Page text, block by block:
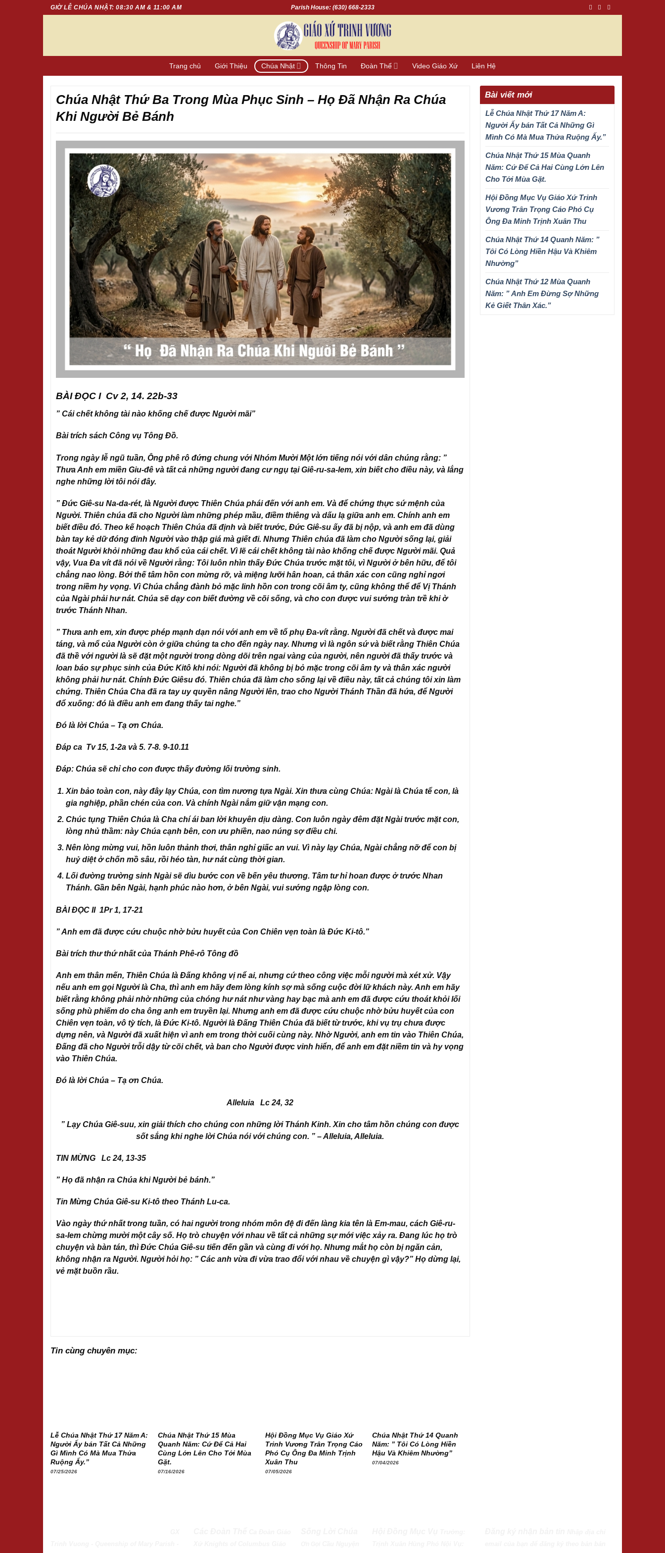
Chuyển
đến
GIỜ LỄ CHÚA NHẬT: 08:30 AM & 11:00 AM Parish House: (630) 668-2333
Trang chủ Giới Thiệu Chúa Nhật Thông Tin Đoàn Thể Video Giáo Xứ Liên Hệ
Chúa Nhật Thứ Ba Trong Mùa Phục Sinh – Họ Đã Nhận Ra Chúa
Khi Người Bẻ Bánh
BÀI ĐỌC I Cv 2, 14. 22b-33
” Cái chết không tài nào khống chế được Người mãi”
Bài trích sách Công vụ Tông Đồ.
Trong ngày lễ ngũ tuần, Ông phê rô đứng chung với Nhóm Mười Một lớn tiếng nói với dân chúng rằng: ”
Thưa Anh em miền Giu-đê và tất cả những người đang cư ngụ tại Giê-ru-sa-lem, xin biết cho điều này, và lắng
nghe những lời tôi nói đây.
” Đức Giê-su Na-da-rét, là Người được Thiên Chúa phái đến với anh em. Và để chứng thực sứ mệnh của
Người. Thiên chúa đã cho Người làm những phép mầu, điềm thiêng và dấu lạ giữa anh em. Chính anh em
biết điều đó. Theo kế hoạch Thiên Chúa đã định và biết trước, Đức Giê-su ấy đã bị nộp, và anh em đã dùng
bàn tay kẻ dữ đóng đinh Người vào thập giá mà giết đi. Nhưng Thiên chúa đã làm cho Người sống lại, giải
thoát Người khỏi những đau khổ của cái chết. Vì lẽ cái chết không tài nào khống chế được Người mãi. Quả
vậy, Vua Đa vít đã nói về Người rằng: Tôi luôn nhìn thấy Đức Chúa trước mặt tôi, vì Người ở bên hữu, để tôi
chẳng nao lòng. Bởi thế tâm hồn con mừng rỡ, và miệng lưỡi hân hoan, cả thân xác con cũng nghỉ ngơi
trong niềm hy vọng. Vì Chúa chẳng đành bỏ mặc linh hồn con trong cõi âm ty, cũng không thể để Vị Thánh
của Ngài phải hư nát. Chúa sẽ dạy con biết đường về cõi sống, và cho con được vui sướng tràn trề khi ờ
trước Thánh Nhan.
” Thưa anh em, xin được phép mạnh dạn nói với anh em về tổ phụ Đa-vít rằng. Người đã chết và được mai
táng, và mổ của Người còn ở giữa chúng ta cho đến ngày nay. Nhưng vì là ngôn sứ và biết rằng Thiên Chúa
đã thề với người là sẽ đặt một người trong dòng dõi trên ngai vàng của người, nên người đã thấy trước và
loan báo sự phục sinh của Đức Kitô khi nói: Người đã không bị bỏ mặc trong cõi âm ty và thân xác người
không phải hư nát. Chính Đức Giêsu đó. Thiên chúa đã làm cho sống lại về điều này, tất cả chúng tôi xin làm
chứng. Thiên Chúa Cha đã ra tay uy quyền nâng Người lên, trao cho Người Thánh Thần đã hứa, để Người
đổ xuống: đó là điều anh em đang thấy tai nghe.”
Đó là lời Chúa – Tạ ơn Chúa.
Đáp ca Tv 15, 1-2a và 5. 7-8. 9-10.11
Đáp: Chúa sẽ chỉ cho con được thấy đường lối trường sinh.
Xin bảo toàn con, này đây lạy Chúa, con tìm nương tựa Ngài. Xin thưa cùng Chúa: Ngài là Chúa tể con, là
gia nghiệp, phần chén của con. Và chính Ngài nắm giữ vận mạng con.
Chúc tụng Thiên Chúa là Cha chí ái ban lời khuyên dịu dàng. Con luôn ngày đêm đặt Ngài trước mặt con,
lòng nhủ thầm: này Chúa cạnh bên, con ưu phiền, nao núng sợ điều chi.
Nên lòng mừng vui, hồn luôn thảnh thơi, thân nghỉ giấc an vui. Vì này lạy Chúa, Ngài chẳng nỡ để con bị
huỷ diệt ở chốn mồ sâu, rồi héo tàn, hư nát cùng thời gian.
Lối đường trường sinh Ngài sẽ dìu bước con về bến yêu thương. Tâm tư hỉ hoan được ở trước Nhan
Thánh. Gần bên Ngài, hạnh phúc nào hơn, ở bên Ngài, vui sướng ngập lòng con.
BÀI ĐỌC II 1Pr 1, 17-21
” Anh em đã được cứu chuộc nhờ bửu huyết của Con Chiên vẹn toàn là Đức Ki-tô.”
Bài trích thư thứ nhất của Thánh Phê-rô Tông đồ
Anh em thân mến, Thiên Chúa là Đấng không vị nể ai, nhưng cứ theo công việc mỗi người mà xét xử. Vậy
nếu anh em gọi Người là Cha, thì anh em hãy đem lòng kính sợ mà sống cuộc đời lữ khách này. Anh em hãy
biết rằng không phải nhờ những của chóng hư nát như vàng hay bạc mà anh em đã được cứu thoát khỏi lối
sống phù phiếm do cha ông anh em truyền lại. Nhưng anh em đã được cứu chuộc nhờ bửu huyết của con
Chiên vẹn toàn, vô tỳ tích, là Đức Ki-tô. Người là Đấng Thiên Chúa đã biết từ trước, khi vụ trụ chưa được
dựng nên, và Người đã xuất hiện vì anh em trong thời cuối cùng này. Nhờ Người, anh em tin vào Thiên Chúa,
Đấng đã cho Người trỗi dậy từ cõi chết, và ban cho Người được vinh hiển, để anh em đặt niềm tin và hy vọng
vào Thiên Chúa.
Đó là lời Chúa – Tạ ơn Chúa.
Alleluia Lc 24, 32
” Lạy Chúa Giê-suu, xin giải thích cho chúng con những lời Thánh Kinh. Xin cho tâm hồn chúng con được
sốt sắng khi nghe lời Chúa nói với chúng con. ” – Alleluia, Alleluia.
TIN MỪNG Lc 24, 13-35
” Họ đã nhận ra Chúa khi Người bẻ bánh.”
Tin Mừng Chúa Giê-su Ki-tô theo Thánh Lu-ca.
Vào ngày thứ nhất trong tuần, có hai người trong nhóm môn đệ đi đến làng kia tên là Em-mau, cách Giê-ru-
sa-lem chừng mười một cây số. Họ trò chuyện với nhau về tất cả những sự mới việc xảy ra. Đang lúc họ trò
chuyện và bàn tán, thì Đức Chúa Giê-su tiến đến gần và cùng đi với họ. Nhưng mắt họ còn bị ngăn cản,
không nhận ra Người. Người hỏi họ: ” Các anh vừa đi vừa trao đổi với nhau về chuyện gì vậy?” Họ dừng lại,
vẻ mặt buồn rầu.
Tin cùng chuyên mục:
Lễ Chúa Nhật Thứ 17 Năm A:
Người Ấy bán Tất Cả Những
Gì Mình Có Mà Mua Thửa
Ruộng Ấy.”
07/25/2026
Chúa Nhật Thứ 15 Mùa
Quanh Năm: Cứ Để Cả Hai
Cùng Lớn Lên Cho Tới Mùa
Gặt.
07/16/2026
Hội Đồng Mục Vụ Giáo Xứ
Trinh Vương Trân Trọng Cáo
Phó Cụ Ông Đa Minh Trịnh
Xuân Thu
07/05/2026
Chúa Nhật Thứ 14 Quanh
Năm: ” Tôi Có Lòng Hiền
Hậu Và Khiêm Nhường”
07/04/2026
Bài viết mới
Lễ Chúa Nhật Thứ 17 Năm A:
Người Ấy bán Tất Cả Những Gì
Mình Có Mà Mua Thửa Ruộng Ấy.”
Chúa Nhật Thứ 15 Mùa Quanh
Năm: Cứ Để Cả Hai Cùng Lớn Lên
Cho Tới Mùa Gặt.
Hội Đồng Mục Vụ Giáo Xứ Trinh
Vương Trân Trọng Cáo Phó Cụ
Ông Đa Minh Trịnh Xuân Thu
Chúa Nhật Thứ 14 Quanh Năm: ”
Tôi Có Lòng Hiền Hậu Và Khiêm
Nhường”
Chúa Nhật Thứ 12 Mùa Quanh
Năm: ” Anh Em Đừng Sợ Những
Kẻ Giết Thân Xác.”